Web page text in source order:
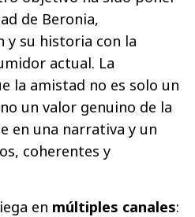
de Beronia,
y su historia con la
actual. La
la amistad no es solo un
un valor genuino de la
en una narrativa y un
coherentes y
en múltiples canales: